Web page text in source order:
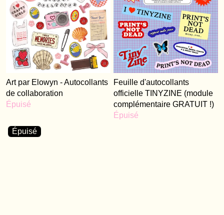
Art par Elowyn - Autocollants
de collaboration
Épuisé
Feuille d'autocollants
officielle TINYZINE (module
complémentaire GRATUIT !)
Épuisé
Épuisé